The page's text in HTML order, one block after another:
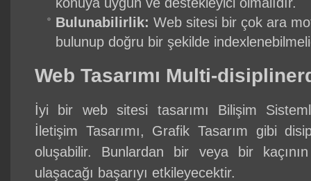
Bulunabilirlik: Web sitesi bir çok ara
bulunup doğru bir şekilde
Web Tasarımı Multi-
İyi bir web sitesi tasarımı Bilişim
İletişim Tasarımı, Grafik Tasarım gibi
oluşabilir. Bunlardan bir veya bir
ulaşacağı başarıyı etkileyecektir.